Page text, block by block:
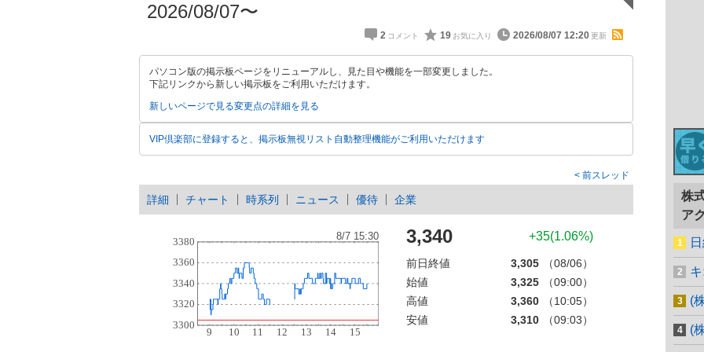
2026/08/07〜
2 19 2026/08/07 12:20
パソコン版の掲示板ページをリニューアルし、見た目や機能を一部変更しました。
下記リンクから新しい掲示板をご利用いただけます。
新しいページで見る変更点の詳細を見る
VIP倶楽部に登録すると、掲示板無視リスト自動整理機能がご利用いただけます
前スレッド
詳細 チャート 時系列 ニュース 優待 企業
3,340 +35(1.06%)
前日終値 3,305
（08/06）
始値
3,325
（09:00）
高値
3,360
（10:05）
安値
3,310 （09:03）
株
ア
(
(